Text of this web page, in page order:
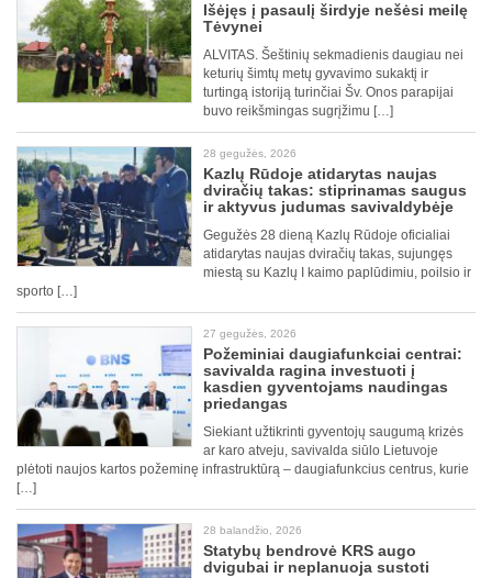
Išėjęs į pasaulį širdyje nešėsi meilę
Tėvynei
ALVITAS. Šeštinių sekmadienis daugiau nei
keturių šimtų metų gyvavimo sukaktį ir
turtingą istoriją turinčiai Šv. Onos parapijai
buvo reikšmingas sugrįžimu […]
28 gegužės, 2026
Kazlų Rūdoje atidarytas naujas
dviračių takas: stiprinamas saugus
ir aktyvus judumas savivaldybėje
Gegužės 28 dieną Kazlų Rūdoje oficialiai
atidarytas naujas dviračių takas, sujungęs
miestą su Kazlų I kaimo paplūdimiu, poilsio ir
sporto […]
27 gegužės, 2026
Požeminiai daugiafunkciai centrai:
savivalda ragina investuoti į
kasdien gyventojams naudingas
priedangas
Siekiant užtikrinti gyventojų saugumą krizės
ar karo atveju, savivalda siūlo Lietuvoje
plėtoti naujos kartos požeminę infrastruktūrą – daugiafunkcius centrus, kurie
[…]
28 balandžio, 2026
Statybų bendrovė KRS augo
dvigubai ir neplanuoja sustoti